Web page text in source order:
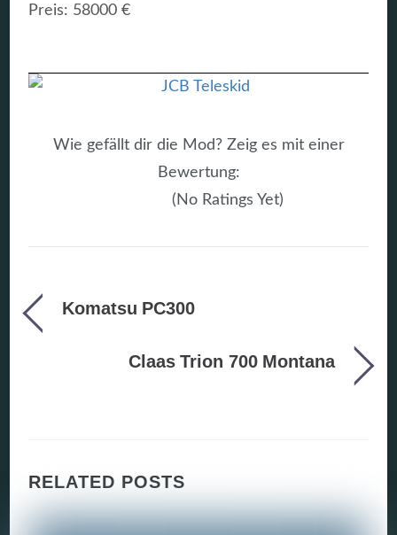
Preis: 58000 €
Wie gefällt dir die Mod? Zeig es mit einer
Bewertung:
(No Ratings Yet)
Komatsu PC300
Claas Trion 700 Montana
RELATED POSTS